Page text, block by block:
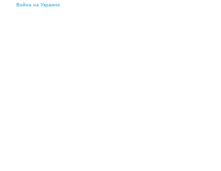
Война на Украине